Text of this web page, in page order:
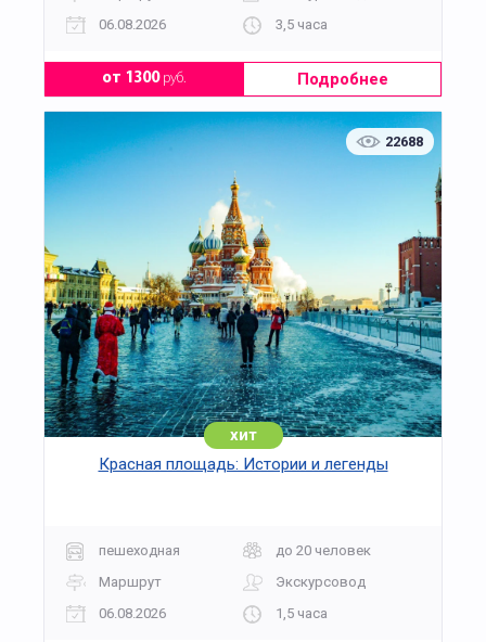
06.08.2026
3,5 часа
от 1300руб. Подробнее
22688
хит
Красная площадь: Истории и легенды
пешеходная
до 20 человек
Маршрут
Экскурсовод
06.08.2026
1,5 часа